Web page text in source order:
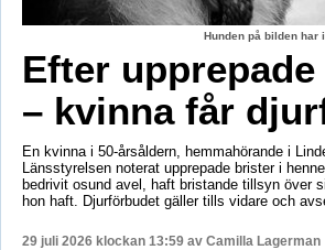
Hunden på bilden har
Efter
– kvinna får
En kvinna i 50-årsåldern, hemmahörande i
Länsstyrelsen noterat upprepade brister i
bedrivit osund avel, haft bristande tillsyn över
hon haft. Djurförbudet gäller tills vidare och
29 juli 2026 klockan 13:59 av Camilla Lagerman